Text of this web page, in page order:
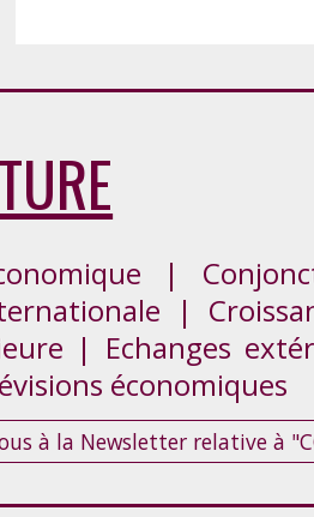
|
|
| Echanges
économiques
à la Newsletter relative à